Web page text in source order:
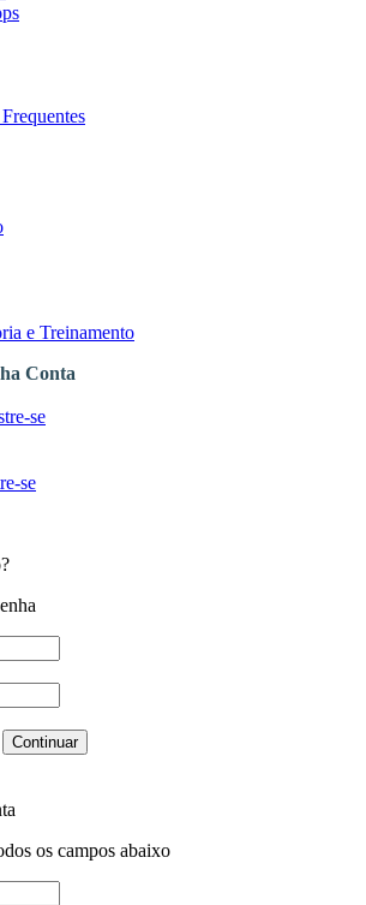
e Treinamento
Conta
se
se
Continuar
os campos abaixo